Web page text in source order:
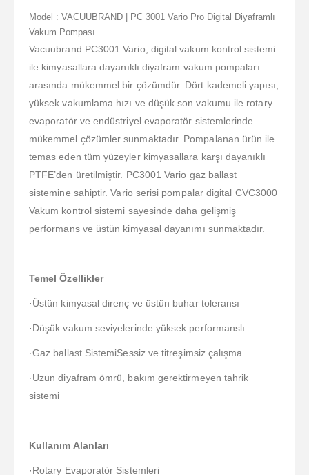
Model : VACUUBRAND | PC 3001 Vario Pro Digital Diyaframlı
Vakum Pompası
Vacuubrand PC3001 Vario; digital vakum kontrol sistemi
ile kimyasallara dayanıklı diyafram vakum pompaları
arasında mükemmel bir çözümdür. Dört kademeli yapısı,
yüksek vakumlama hızı ve düşük son vakumu ile rotary
evaporatör ve endüstriyel evaporatör sistemlerinde
mükemmel çözümler sunmaktadır. Pompalanan ürün ile
temas eden tüm yüzeyler kimyasallara karşı dayanıklı
PTFE’den üretilmiştir. PC3001 Vario gaz ballast
sistemine sahiptir. Vario serisi pompalar digital CVC3000
Vakum kontrol sistemi sayesinde daha gelişmiş
performans ve üstün kimyasal dayanımı sunmaktadır.
Temel Özellikler
·Üstün kimyasal direnç ve üstün buhar toleransı
·Düşük vakum seviyelerinde yüksek performanslı
·Gaz ballast SistemiSessiz ve titreşimsiz çalışma
·Uzun diyafram ömrü, bakım gerektirmeyen tahrik
sistemi
Kullanım Alanları
·Rotary Evaporatör Sistemleri